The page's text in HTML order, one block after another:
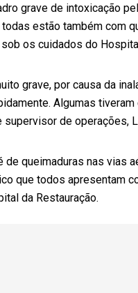
grave de intoxicação
estão também com
os cuidados do
grave, por causa da
Algumas
de operações,
queimaduras nas vias
que todos apresentam
da Restauração.